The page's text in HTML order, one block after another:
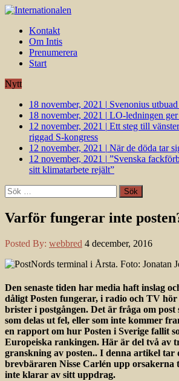
Kontakt
Om Intis
Prenumerera
Start
Nytt
18 november, 2021 | Svenonius
18 november, 2021 | LO-ledningen
12 november, 2021 | Ett steg till
riggad S-kongress
12 november, 2021 | När de döda tar
12 november, 2021 | ”Svenska
sitt klimatarbete rejält”
Sök
efter:
Varför fungerar inte
Posted By: webbred 4 december, 2016
Den senaste tiden har media haft inslag
dåligt Posten fungerar, i radio och TV hör
brister i postgången. Det är fråga om post
som delas ut fel, eller som inte kommer
en rapport om hur Posten i Sverige fallit
Europeiska rankingen. Här är del två av
granskning av posten.. I denna artikel tar
brevbäraren Nisse Carlén upp
inte klarar av sitt uppdrag.